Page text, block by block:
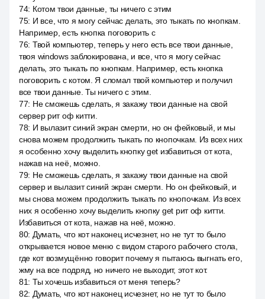
74: Котом твои данные, ты ничего с этим
75: И все, что я могу сейчас делать, это тыкать по кнопкам.
Например, есть кнопка поговорить с
76: Твой компьютер, теперь у него есть все твои данные,
твоя windows заблокирована, и все, что я могу сейчас
делать, это тыкать по кнопкам. Например, есть кнопка
поговорить с котом. Я сломал твой компьютер и получил
все твои данные. Ты ничего с этим.
77: Не сможешь сделать, я закажу твои данные на свой
сервер рит оф китти.
78: И вылазит синий экран смерти, но он фейковый, и мы
снова можем продолжить тыкать по кнопочкам. Из всех них
я особенно хочу выделить кнопку get избавиться от кота,
нажав на неё, можно.
79: Не сможешь сделать, я закажу твои данные на свой
сервер и вылазит синий экран смерти. Но он фейковый, и
мы снова можем продолжить тыкать по кнопочкам. Из всех
них я особенно хочу выделить кнопку get рит оф китти.
Избавиться от кота, нажав на неё, можно.
80: Думать, что кот наконец исчезнет, но не тут то было
открывается новое меню с видом старого рабочего стола,
где кот возмущённо говорит почему я пытаюсь выгнать его,
жму на все подряд, но ничего не выходит, этот кот.
81: Ты хочешь избавиться от меня теперь?
82: Думать, что кот наконец исчезнет, но не тут то было